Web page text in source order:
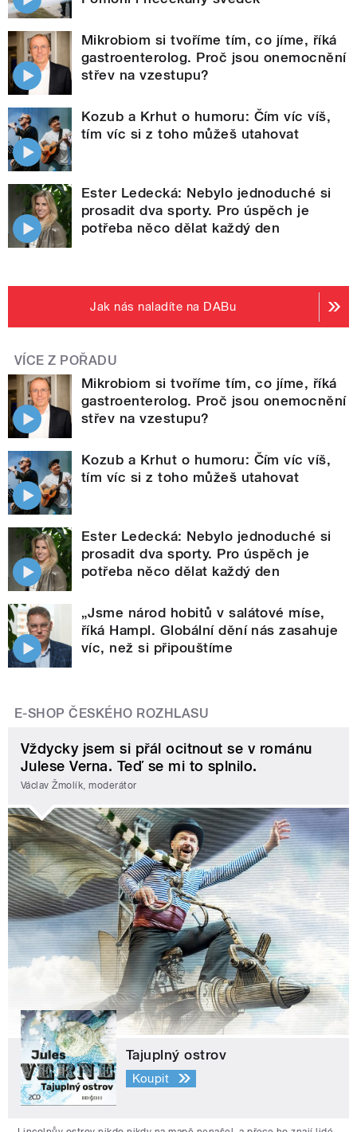
Mikrobiom si tvoříme tím, co jíme, říká
gastroenterolog. Proč jsou onemocnění
střev na vzestupu?
Kozub a Krhut o humoru: Čím víc víš,
tím víc si z toho můžeš utahovat
Ester Ledecká: Nebylo jednoduché si
prosadit dva sporty. Pro úspěch je
potřeba něco dělat každý den
Jak nás naladíte na DABu
VÍCE Z POŘADU
Mikrobiom si tvoříme tím, co jíme, říká
gastroenterolog. Proč jsou onemocnění
střev na vzestupu?
Kozub a Krhut o humoru: Čím víc víš,
tím víc si z toho můžeš utahovat
Ester Ledecká: Nebylo jednoduché si
prosadit dva sporty. Pro úspěch je
potřeba něco dělat každý den
„Jsme národ hobitů v salátové míse,
říká Hampl. Globální dění nás zasahuje
víc, než si připouštíme
E-SHOP ČESKÉHO ROZHLASU
Vždycky jsem si přál ocitnout se v románu
Julese Verna. Teď se mi to splnilo.
Václav Žmolík, moderátor
Tajuplný ostrov
Koupit